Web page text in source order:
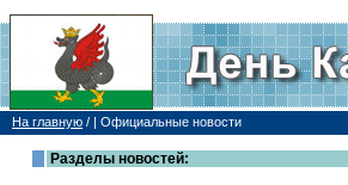
На главную / | Официальные новости
Разделы новостей: